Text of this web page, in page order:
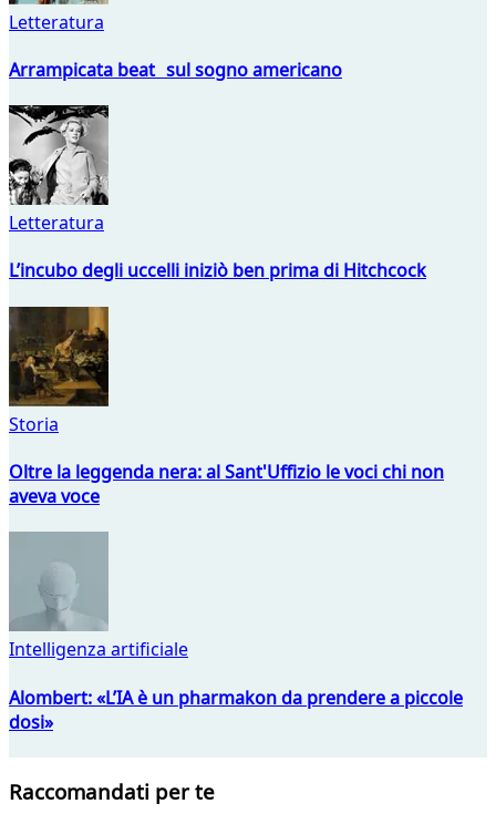
Letteratura
Arrampicata beat sul sogno americano
Letteratura
L’incubo degli uccelli iniziò ben prima di Hitchcock
Storia
Oltre la leggenda nera: al Sant'Uffizio le voci chi non
aveva voce
Intelligenza artificiale
Alombert: «L’IA è un pharmakon da prendere a piccole
dosi»
Raccomandati per te